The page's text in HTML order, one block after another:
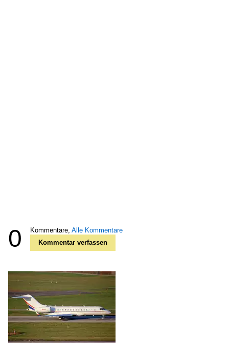
0 Kommentare, Alle Kommentare
Kommentar verfassen